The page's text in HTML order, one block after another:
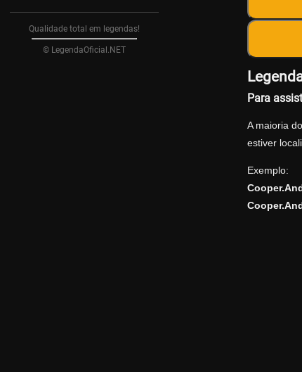
Qualidade total em legendas!
© LegendaOficial.NET
Para
A maioria
estiver
Exemplo: